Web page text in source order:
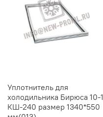
Уплотнитель для
холодильника Бирюса 10-1
КШ-240 размер 1340*550